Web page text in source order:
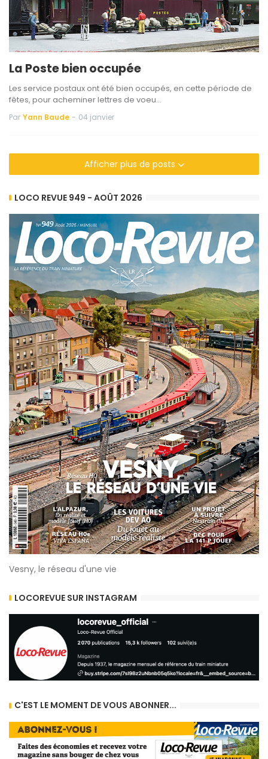
La Poste bien occupée
Les service postaux ont été bien occupés, en cette période de
fêtes, pour acheminer lettres de voeu…
Par Yann Baude - 04 janvier
Afficher plus de posts
LOCO REVUE 949 - AOÛT 2026
Vesny, le réseau d'une vie
LOCOREVUE SUR INSTAGRAM
C'EST LE MOMENT DE VOUS ABONNER...